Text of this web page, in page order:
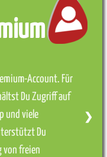
Account. Für
Du Zugriff auf
und viele
Du
von freien
❯